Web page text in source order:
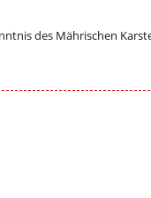
des Mährischen